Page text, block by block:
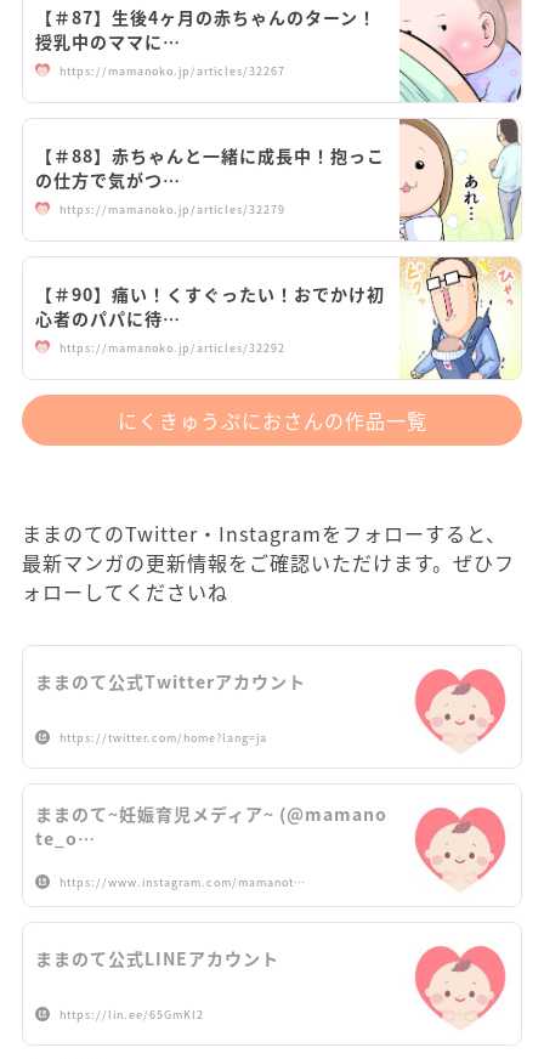
【＃87】生後4ヶ月の赤ちゃんのターン！
授乳中のママに…
https://mamanoko.jp/articles/32267
【＃88】赤ちゃんと一緒に成長中！抱っこ
の仕方で気がつ…
https://mamanoko.jp/articles/32279
【＃90】痛い！くすぐったい！おでかけ初
心者のパパに待…
https://mamanoko.jp/articles/32292
にくきゅうぷにおさんの作品一覧
ままのてのTwitter・Instagramをフォローすると、
最新マンガの更新情報をご確認いただけます。ぜひフ
ォローしてくださいね
ままのて公式Twitterアカウント
https://twitter.com/home?lang=ja
ままのて~妊娠育児メディア~ (@mamano
te_o…
https://www.instagram.com/mamanot…
ままのて公式LINEアカウント
https://lin.ee/65GmKl2